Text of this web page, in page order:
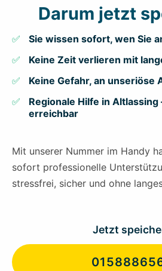
Darum jetzt
Sie wissen sofort, wen Sie
Keine Zeit verlieren mit
Keine Gefahr, an unseriöse
Regionale Hilfe in Altlassing
erreichbar
Mit unserer Nummer im Handy
sofort professionelle
stressfrei, sicher und ohne
Jetzt